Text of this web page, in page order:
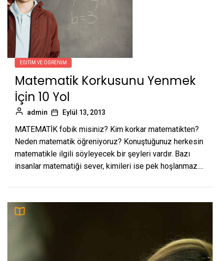
EĞITIM VE ÖĞRENIM
Matematik Korkusunu Yenmek
İçin 10 Yol
admin Eylül 13, 2013
MATEMATİK fobik misiniz? Kim korkar matematikten?
Neden matematik öğreniyoruz? Konuştuğunuz herkesin
matematikle ilgili söyleyecek bir şeyleri vardır. Bazı
insanlar matematiği sever, kimileri ise pek hoşlanmaz....